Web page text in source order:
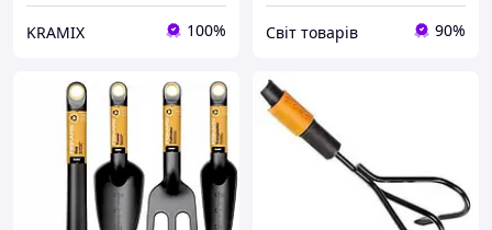
KRAMIX 100% Cвіт товарів 90%